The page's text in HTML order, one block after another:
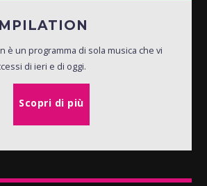
è un programma di sola musica che vi
di ieri e di oggi.
Scopri di più